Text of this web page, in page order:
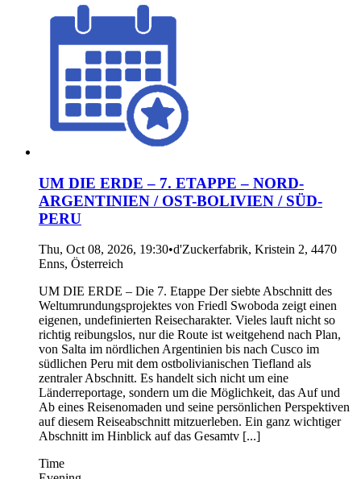
UM DIE ERDE – 7. ETAPPE – NORD-
ARGENTINIEN / OST-BOLIVIEN / SÜD-
PERU
Thu, Oct 08, 2026, 19:30•d'Zuckerfabrik, Kristein 2, 4470
Enns, Österreich
UM DIE ERDE – Die 7. Etappe Der siebte Abschnitt des
Weltumrundungsprojektes von Friedl Swoboda zeigt einen
eigenen, undefinierten Reisecharakter. Vieles lauft nicht so
richtig reibungslos, nur die Route ist weitgehend nach Plan,
von Salta im nördlichen Argentinien bis nach Cusco im
südlichen Peru mit dem ostbolivianischen Tiefland als
zentraler Abschnitt. Es handelt sich nicht um eine
Länderreportage, sondern um die Möglichkeit, das Auf und
Ab eines Reisenomaden und seine persönlichen Perspektiven
auf diesem Reiseabschnitt mitzuerleben. Ein ganz wichtiger
Abschnitt im Hinblick auf das Gesamtv [...]
Time